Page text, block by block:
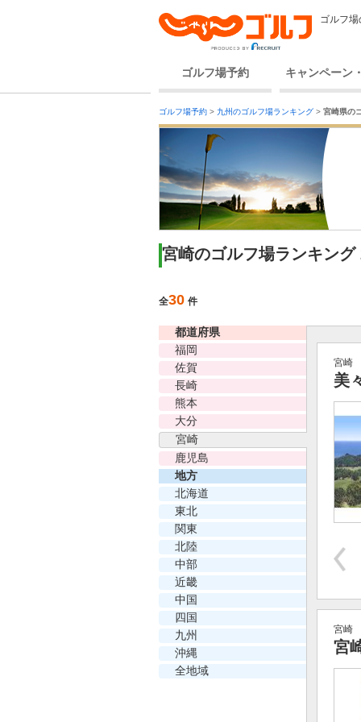
ゴルフ
ゴルフ場予約 キャンペーン
ゴルフ場予約 > 九州のゴルフ場ランキング > 宮崎県の
宮崎のゴルフ場ランキング
全30 件
都道府県
福岡
佐賀
長崎
熊本
大分
宮崎
鹿児島
地方
北海道
東北
関東
北陸
中部
近畿
中国
四国
九州
沖縄
全地域
宮崎
美
宮崎
宮